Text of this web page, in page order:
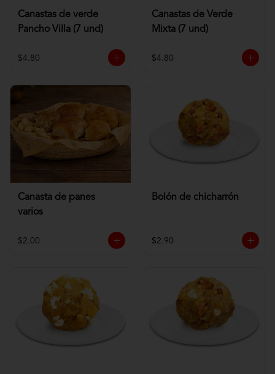
Canastas de verde
Pancho Villa (7 und)
$4.80
Canastas de Verde
Mixta (7 und)
$4.80
Canasta de panes
varios
$2.00
Bolón de chicharrón
$2.90